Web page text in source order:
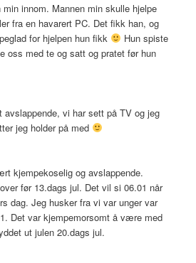
innom. Mannen min skulle hjelpe
fra en havarert PC. Det fikk han, og
for hjelpen hun fikk
Hun spiste
oss med te og satt og pratet før hun
vi har sett på TV og jeg
jeg holder på med
kjempekoselig og avslappende.
før 13.dags jul. Det vil si 06.01 når
dag. Jeg husker fra vi var unger var
Det var kjempemorsomt å være med
ut julen 20.dags jul.